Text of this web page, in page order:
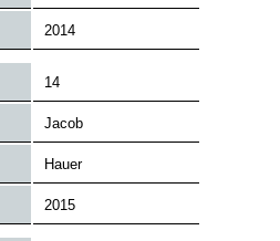
2014
14
Jacob
Hauer
2015